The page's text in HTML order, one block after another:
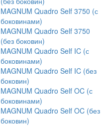
MAGNUM Quadro Self 3750 (с
боковинами)
MAGNUM Quadro Self 3750
(без боковин)
MAGNUM Quadro Self IC (с
боковинами)
MAGNUM Quadro Self IC (без
боковин)
MAGNUM Quadro Self OC (с
боковинами)
MAGNUM Quadro Self OC (без
боковин)